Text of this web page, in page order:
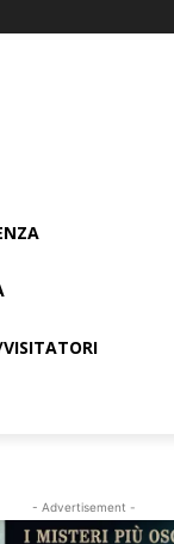
VISITATORI
- Advertisement -